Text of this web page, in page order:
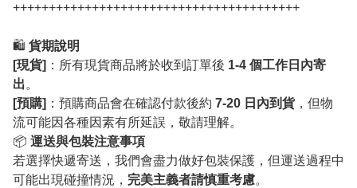
++++++++++++++++++++++++++++++++++++++++
🛍️ 貨期說明
[現貨] ：所有現貨商品將於收到訂單後 1-4 個工作日內寄
出。
[預購] ：預購商品會在確認付款後約 7-20 日內到貨，但物
流可能因各種因素有所延誤，敬請理解。
📦 運送與包裝注意事項
若選擇快遞寄送，我們會盡力做好包裝保護，但運送過程中
可能出現碰撞情況， 完美主義者請慎重考慮。